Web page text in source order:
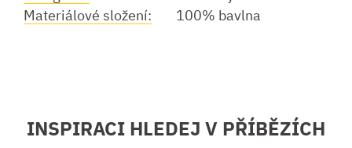
Materiálové složení:
100% bavlna
INSPIRACI HLEDEJ V PŘÍBĚZÍCH